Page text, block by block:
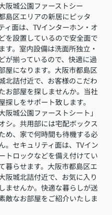
阪城公園ファーストシー
島区エリアの新居にピッタ
ィ面は、TVインターホン・オ
を設置しているので安全面で
す。室内設備は洗面所独立・
が揃っているので、快適に過
屋になります。大阪市都島区
北詰付近で、お客様のこだわ
お部屋を探しませんか。当社
探しをサポート致します。
阪城公園ファーストシート」
シ。共用部には宅配ボックス
め、家で何時間も待機する必
。セキュリティ面は、TVイン
トロックなどを備え付けてい
暮らせます。大阪市都島区エ
阪城北詰付近で、お気に入り
ませんか。快適な暮らしが送
敵なお部屋をご紹介いたしま